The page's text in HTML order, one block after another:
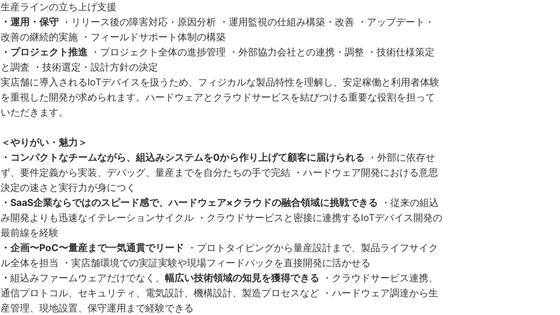
生産ラインの立ち上げ支援
・運用・保守 ・リリース後の障害対応・原因分析 ・運用監視の仕組み構築・改善 ・アップデート・
改善の継続的実施 ・フィールドサポート体制の構築
・プロジェクト推進 ・プロジェクト全体の進捗管理 ・外部協力会社との連携・調整 ・技術仕様策定
と調査 ・技術選定・設計方針の決定
実店舗に導入されるIoTデバイスを扱うため、フィジカルな製品特性を理解し、安定稼働と利用者体験
を重視した開発が求められます。ハードウェアとクラウドサービスを結びつける重要な役割を担って
いただきます。
＜やりがい・魅力＞
・コンパクトなチームながら、組込みシステムを0から作り上げて顧客に届けられる ・外部に依存せ
ず、要件定義から実装、デバッグ、量産までを自分たちの手で完結 ・ハードウェア開発における意思
決定の速さと実行力が身につく
・SaaS企業ならではのスピード感で、ハードウェア×クラウドの融合領域に挑戦できる ・従来の組込
み開発よりも迅速なイテレーションサイクル ・クラウドサービスと密接に連携するIoTデバイス開発の
最前線を経験
・企画〜PoC〜量産まで一気通貫でリード ・プロトタイピングから量産設計まで、製品ライフサイク
ル全体を担当 ・実店舗環境での実証実験や現場フィードバックを直接開発に活かせる
・ 組込みファームウェアだけでなく、 幅広い技術領域の知見を獲得できる ・クラウドサービス連携、
通信プロトコル、セキュリティ、電気設計、機構設計、製造プロセスなど ・ハードウェア調達から生
産管理、現地設置、保守運用まで経験できる